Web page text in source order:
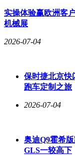
2轮，营业额同步增
15轮。然而，中式
期效率将被拖慢。
下滑，翻台率无法
异，底层逻辑却高
将日料Omakase的
的中餐领域。这些
实操体验赢欧洲客
机械展
2026-07-04
保时捷北京快
跑车定制之旅
2026-07-04
奥迪Q9霍希
GLS一较高下